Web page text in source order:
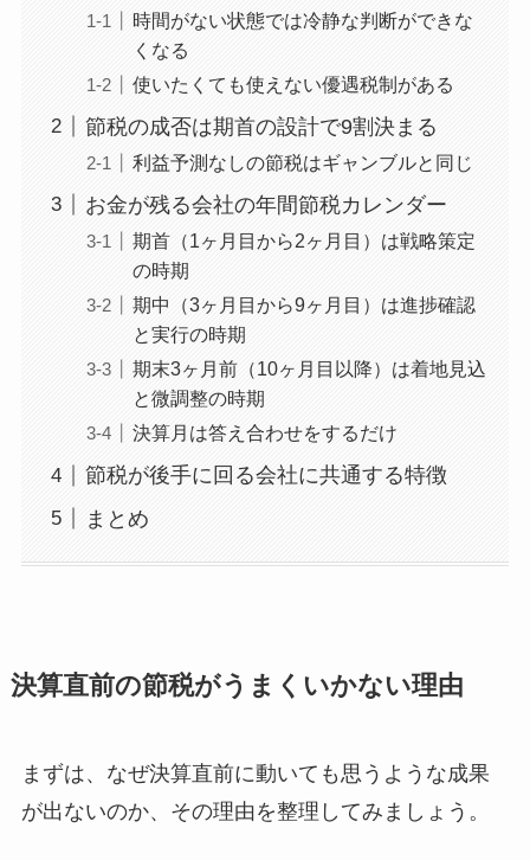
時間がない状態では冷静な判断ができな
くなる
使いたくても使えない優遇税制がある
節税の成否は期首の設計で9割決まる
利益予測なしの節税はギャンブルと同じ
お金が残る会社の年間節税カレンダー
期首（1ヶ月目から2ヶ月目）は戦略策定
の時期
期中（3ヶ月目から9ヶ月目）は進捗確認
と実行の時期
期末3ヶ月前（10ヶ月目以降）は着地見込
と微調整の時期
決算月は答え合わせをするだけ
節税が後手に回る会社に共通する特徴
まとめ
決算直前の節税がうまくいかない理由
まずは、なぜ決算直前に動いても思うような成果
が出ないのか、その理由を整理してみましょう。